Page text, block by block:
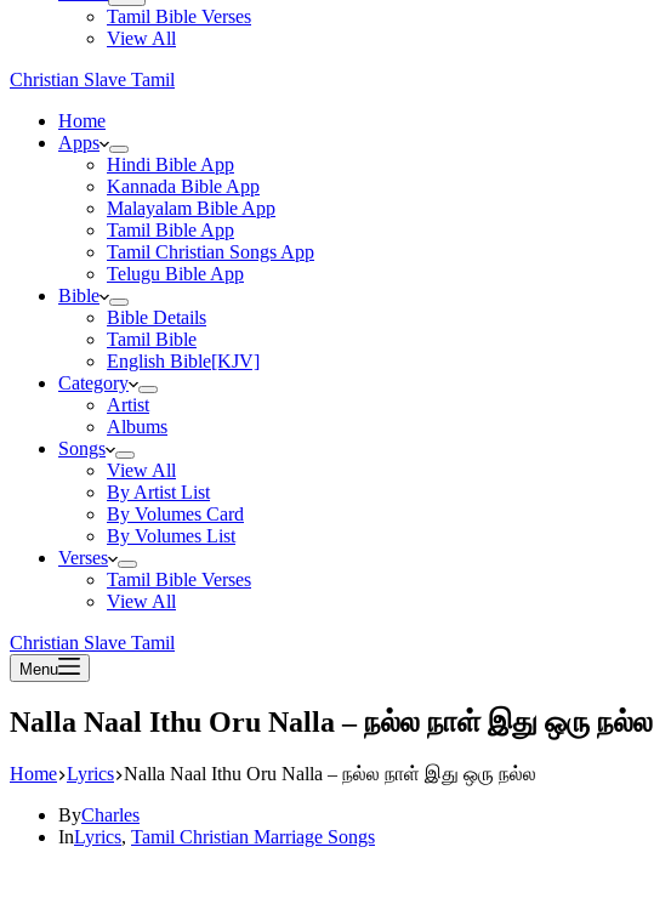
Tamil Bible Verses
View All
Christian Slave Tamil
Home
Apps
Hindi Bible App
Kannada Bible App
Malayalam Bible App
Tamil Bible App
Tamil Christian Songs App
Telugu Bible App
Bible
Bible Details
Tamil Bible
English Bible[KJV]
Category
Artist
Albums
Songs
View All
By Artist List
By Volumes Card
By Volumes List
Verses
Tamil Bible Verses
View All
Christian Slave Tamil
Menu
Nalla Naal Ithu Oru Nalla – நல்ல நாள் இது ஒரு நல்ல
Home Lyrics Nalla Naal Ithu Oru Nalla – நல்ல நாள் இது ஒரு நல்ல
ByCharles
InLyrics, Tamil Christian Marriage Songs